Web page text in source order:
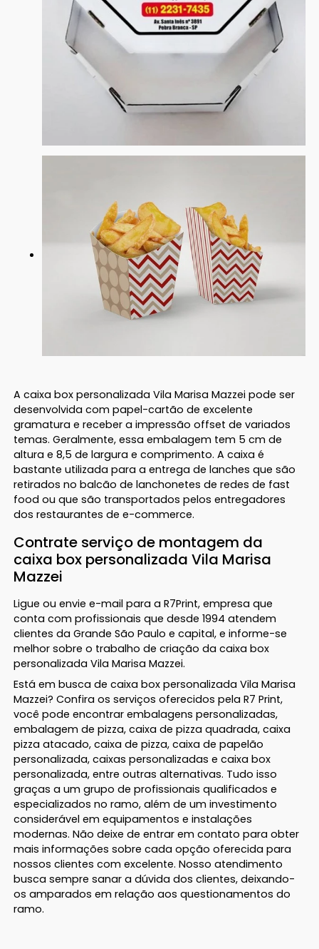
A caixa box personalizada Vila Marisa Mazzei pode ser
desenvolvida com papel-cartão de excelente
gramatura e receber a impressão offset de variados
temas. Geralmente, essa embalagem tem 5 cm de
altura e 8,5 de largura e comprimento. A caixa é
bastante utilizada para a entrega de lanches que são
retirados no balcão de lanchonetes de redes de fast
food ou que são transportados pelos entregadores
dos restaurantes de e-commerce.
Contrate serviço de montagem da
caixa box personalizada Vila Marisa
Mazzei
Ligue ou envie e-mail para a R7Print, empresa que
conta com profissionais que desde 1994 atendem
clientes da Grande São Paulo e capital, e informe-se
melhor sobre o trabalho de criação da caixa box
personalizada Vila Marisa Mazzei.
Está em busca de caixa box personalizada Vila Marisa
Mazzei? Confira os serviços oferecidos pela R7 Print,
você pode encontrar embalagens personalizadas,
embalagem de pizza, caixa de pizza quadrada, caixa
pizza atacado, caixa de pizza, caixa de papelão
personalizada, caixas personalizadas e caixa box
personalizada, entre outras alternativas. Tudo isso
graças a um grupo de profissionais qualificados e
especializados no ramo, além de um investimento
considerável em equipamentos e instalações
modernas. Não deixe de entrar em contato para obter
mais informações sobre cada opção oferecida para
nossos clientes com excelente. Nosso atendimento
busca sempre sanar a dúvida dos clientes, deixando-
os amparados em relação aos questionamentos do
ramo.